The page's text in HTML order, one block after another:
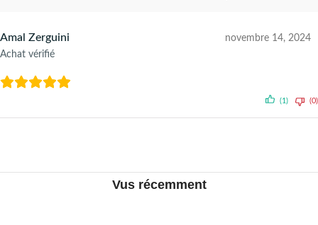
Amal Zerguini
Achat vérifié
novembre 14, 2024
(1) (0)
Vus récemment